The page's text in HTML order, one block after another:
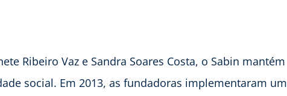
Ribeiro Vaz e Sandra Soares Costa, o Sabin mantém
social. Em 2013, as fundadoras implementaram um